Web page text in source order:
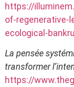
https://
of-regenerative-
ecological-
La pensée
transformer
https://